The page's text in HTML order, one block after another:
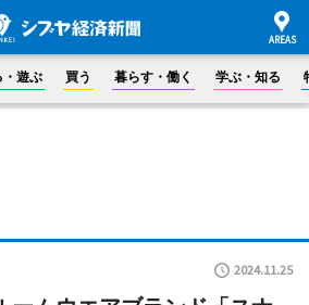
・遊ぶ 買う 暮らす・働く 学ぶ・知る
2024.11.25